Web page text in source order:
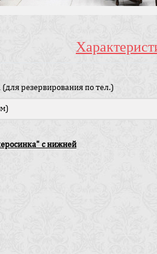
резервирования по тел.)
с нижней